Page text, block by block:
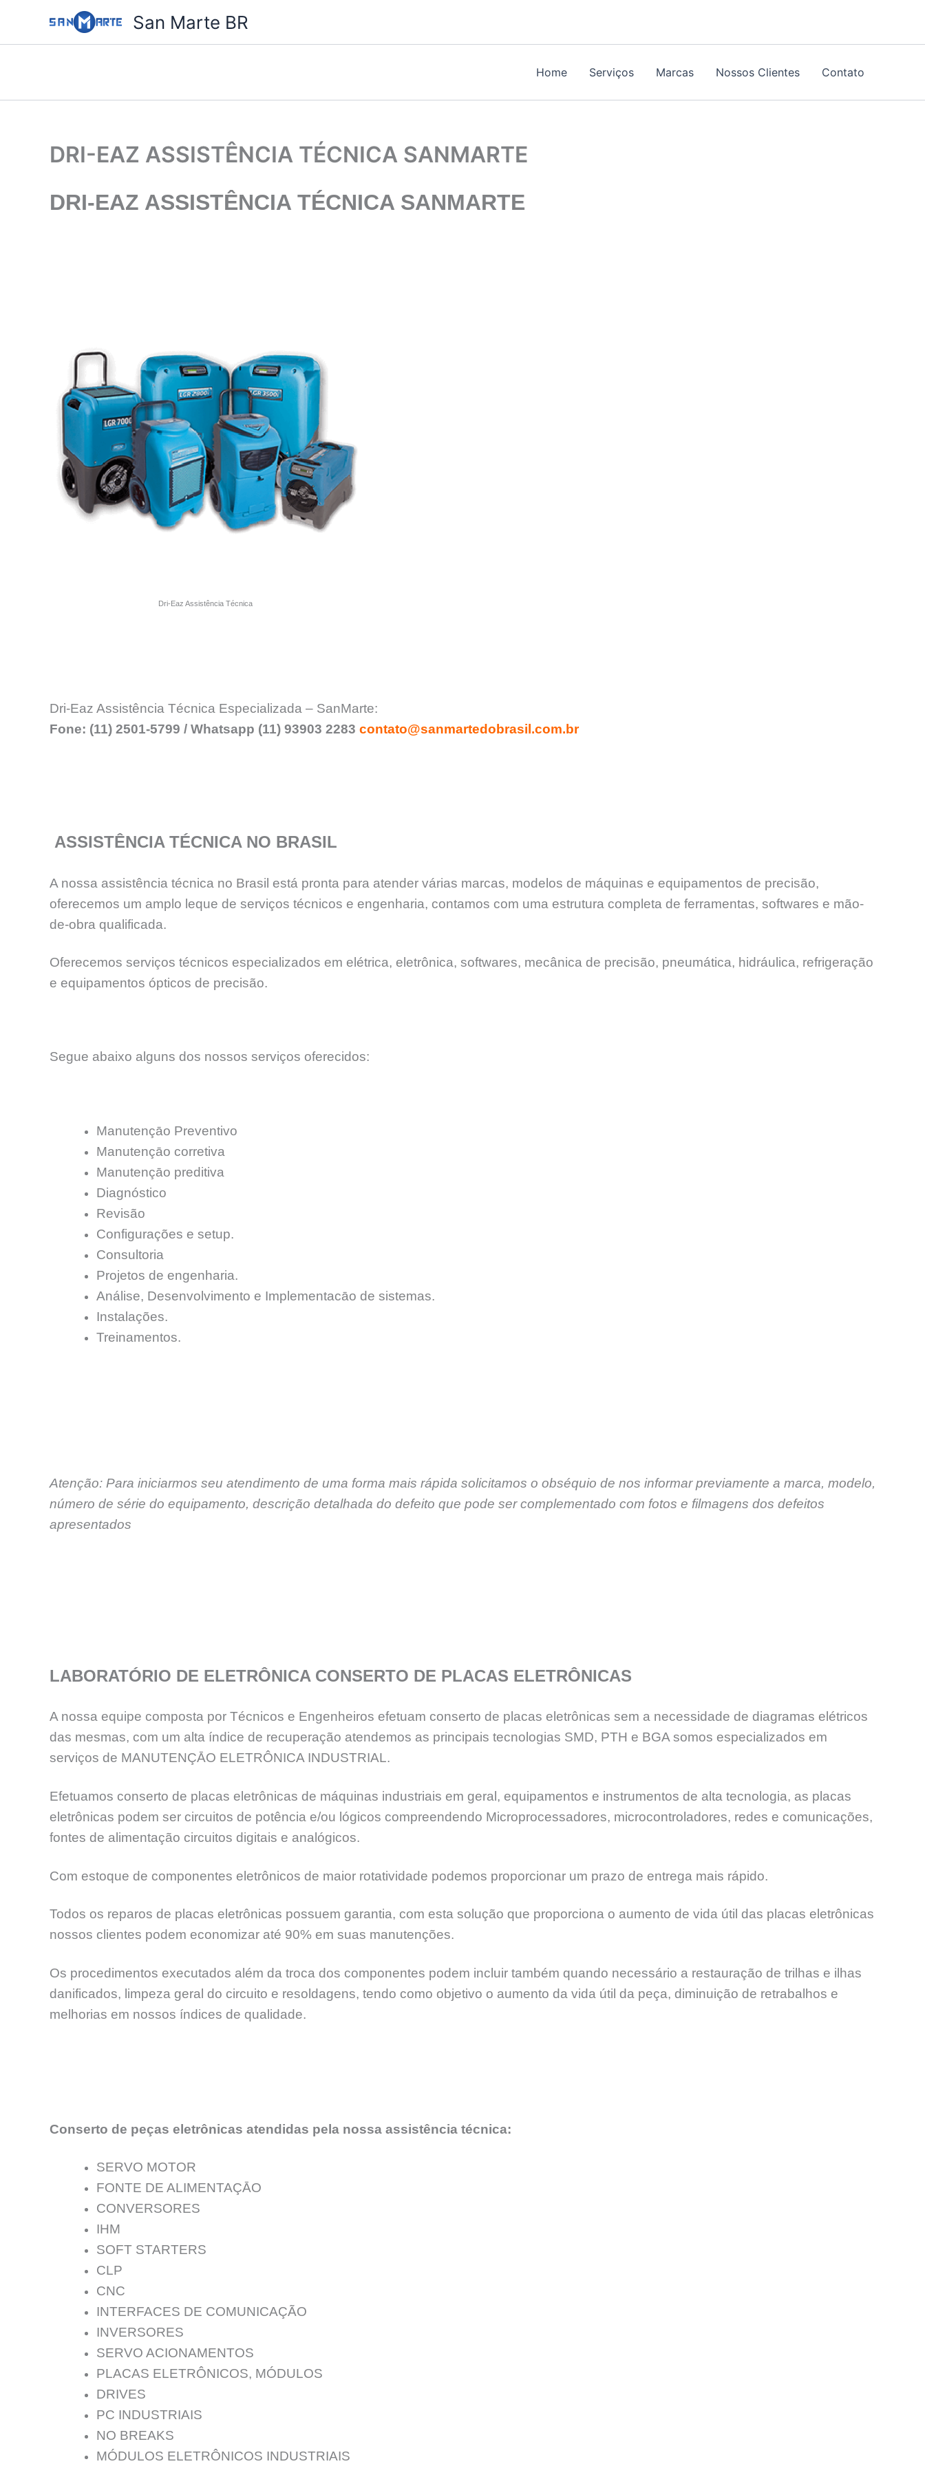
o
San Marte BR
Home Serviços Marcas Nossos Clientes Contato
DRI-EAZ ASSISTÊNCIA TÉCNICA SANMARTE
DRI-EAZ ASSISTÊNCIA TÉCNICA SANMARTE
Dri-Eaz Assistência Técnica
Dri-Eaz Assistência Técnica Especializada – SanMarte:
Fone: (11) 2501-5799 / Whatsapp (11) 93903 2283 contato@sanmartedobrasil.com.br
ASSISTÊNCIA TÉCNICA NO BRASIL
A nossa assistência técnica no Brasil está pronta para atender várias marcas, modelos de máquinas e equipamentos de precisão,
oferecemos um amplo leque de serviços técnicos e engenharia, contamos com uma estrutura completa de ferramentas, softwares e mão-
de-obra qualificada.
Oferecemos serviços técnicos especializados em elétrica, eletrônica, softwares, mecânica de precisão, pneumática, hidráulica, refrigeração
e equipamentos ópticos de precisão.
Segue abaixo alguns dos nossos serviços oferecidos:
Manutençāo Preventivo
Manutençāo corretiva
Manutençāo preditiva
Diagnóstico
Revisão
Configurações e setup.
Consultoria
Projetos de engenharia.
Análise, Desenvolvimento e Implementacāo de sistemas.
Instalações.
Treinamentos.
Atenção: Para iniciarmos seu atendimento de uma forma mais rápida solicitamos o obséquio de nos informar previamente a marca, modelo,
número de série do equipamento, descrição detalhada do defeito que pode ser complementado com fotos e filmagens dos defeitos
apresentados
LABORATÓRIO DE ELETRÔNICA CONSERTO DE PLACAS ELETRÔNICAS
A nossa equipe composta por Técnicos e Engenheiros efetuam conserto de placas eletrônicas sem a necessidade de diagramas elétricos
das mesmas, com um alta índice de recuperação atendemos as principais tecnologias SMD, PTH e BGA somos especializados em
serviços de MANUTENÇĀO ELETRÔNICA INDUSTRIAL.
Efetuamos conserto de placas eletrônicas de máquinas industriais em geral, equipamentos e instrumentos de alta tecnologia, as placas
eletrônicas podem ser circuitos de potência e/ou lógicos compreendendo Microprocessadores, microcontroladores, redes e comunicações,
fontes de alimentação circuitos digitais e analógicos.
Com estoque de componentes eletrônicos de maior rotatividade podemos proporcionar um prazo de entrega mais rápido.
Todos os reparos de placas eletrônicas possuem garantia, com esta solução que proporciona o aumento de vida útil das placas eletrônicas
nossos clientes podem economizar até 90% em suas manutenções.
Os procedimentos executados além da troca dos componentes podem incluir também quando necessário a restauração de trilhas e ilhas
danificados, limpeza geral do circuito e resoldagens, tendo como objetivo o aumento da vida útil da peça, diminuição de retrabalhos e
melhorias em nossos índices de qualidade.
Conserto de peças eletrônicas atendidas pela nossa assistência técnica:
SERVO MOTOR
FONTE DE ALIMENTAÇĀO
CONVERSORES
IHM
SOFT STARTERS
CLP
CNC
INTERFACES DE COMUNICAÇÃO
INVERSORES
SERVO ACIONAMENTOS
PLACAS ELETRÔNICOS, MÓDULOS
DRIVES
PC INDUSTRIAIS
NO BREAKS
MÓDULOS ELETRÔNICOS INDUSTRIAIS